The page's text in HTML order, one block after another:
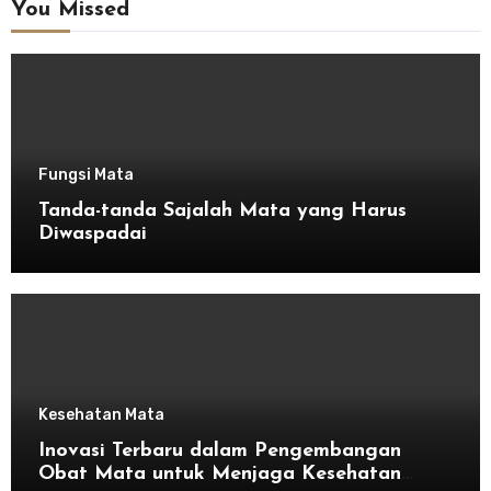
You Missed
Fungsi Mata
Tanda-tanda Sajalah Mata yang Harus
Diwaspadai
Kesehatan Mata
Inovasi Terbaru dalam Pengembangan
Obat Mata untuk Menjaga Kesehatan